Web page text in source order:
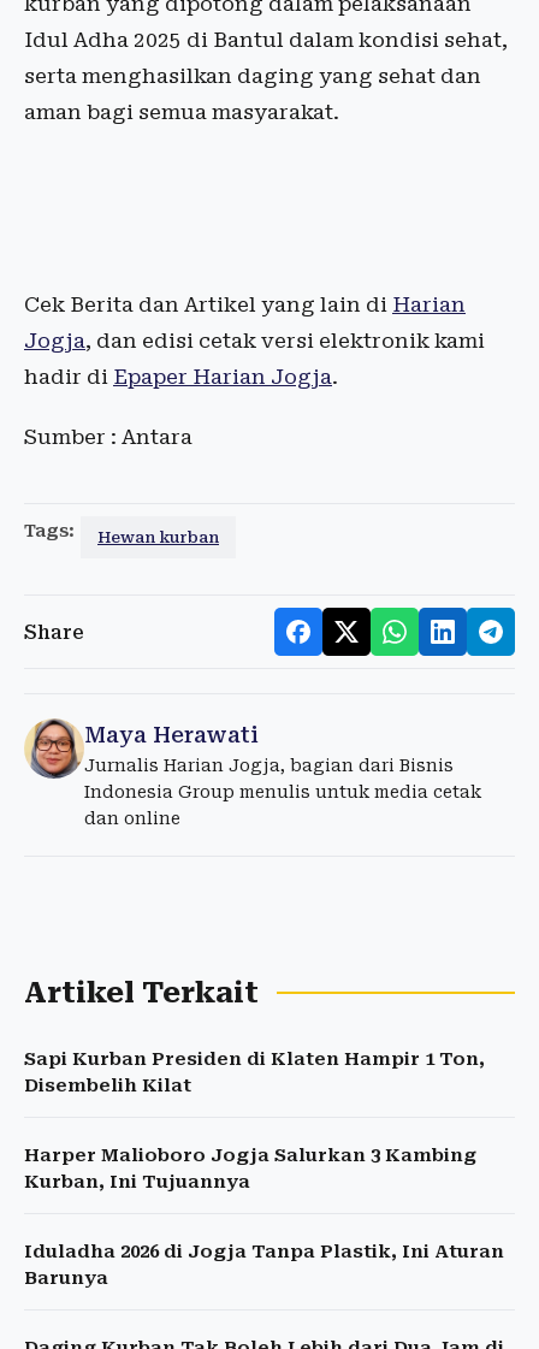
Idul Adha 2025 di Bantul dalam kondisi sehat,
serta menghasilkan daging yang sehat dan
aman bagi semua masyarakat.
Cek Berita dan Artikel yang lain di Harian
Jogja, dan edisi cetak versi elektronik kami
hadir di Epaper Harian Jogja.
Sumber : Antara
Tags: Hewan kurban
Share
Maya Herawati
Jurnalis Harian Jogja, bagian dari Bisnis
Indonesia Group menulis untuk media cetak
dan online
Artikel Terkait
Sapi Kurban Presiden di Klaten Hampir 1 Ton,
Disembelih Kilat
Harper Malioboro Jogja Salurkan 3 Kambing
Kurban, Ini Tujuannya
Iduladha 2026 di Jogja Tanpa Plastik, Ini Aturan
Barunya